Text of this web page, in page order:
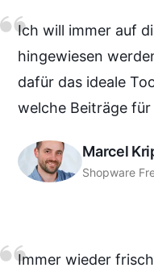
Ich will immer auf
hingewiesen
dafür das ideale
welche Beiträge
Marcel
Shopware
Immer wieder